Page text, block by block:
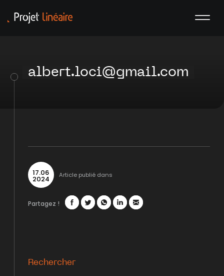
albert.loci@gmail.com
17.06
2024 Article publié dans
Partagez !
Rechercher